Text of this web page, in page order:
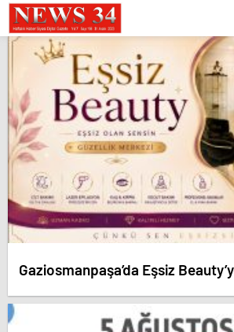
Gaziosmanpaşa’da Eşsiz